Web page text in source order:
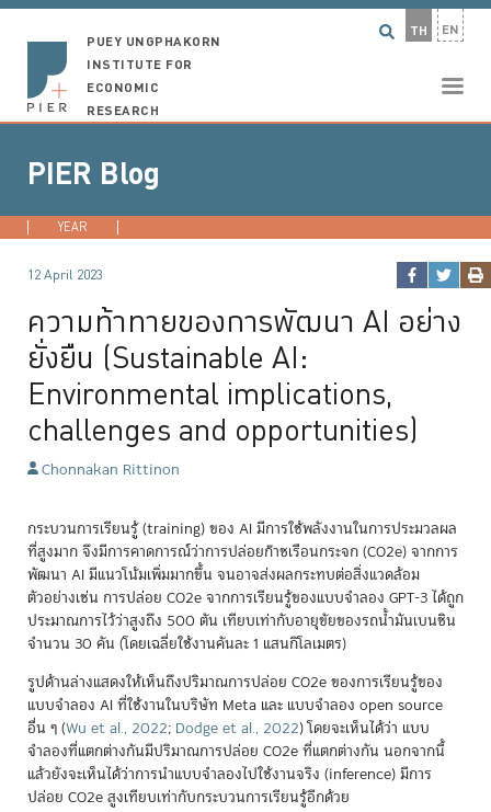
TH EN
PUEY UNGPHAKORN
INSTITUTE FOR
ECONOMIC
RESEARCH
PIER Blog
YEAR
12 April 2023
ความท้าทายของการพัฒนา AI อย่าง
ยั่งยืน (Sustainable AI:
Environmental implications,
challenges and opportunities)
Chonnakan Rittinon
กระบวนการเรียนรู้ (training) ของ AI มีการใช้พลังงานในการประมวลผล
ที่สูงมาก จึงมีการคาดการณ์ว่าการปล่อยก๊าซเรือนกระจก (CO2e) จากการ
พัฒนา AI มีแนวโน้มเพิ่มมากขึ้น จนอาจส่งผลกระทบต่อสิ่งแวดล้อม
ตัวอย่างเช่น การปล่อย CO2e จากการเรียนรู้ของแบบจำลอง GPT-3 ได้ถูก
ประมาณการไว้ว่าสูงถึง 500 ตัน เทียบเท่ากับอายุขัยของรถน้ำมันเบนซิน
จำนวน 30 คัน (โดยเฉลี่ยใช้งานคันละ 1 แสนกิโลเมตร)
รูปด้านล่างแสดงให้เห็นถึงปริมาณการปล่อย CO2e ของการเรียนรู้ของ
แบบจำลอง AI ที่ใช้งานในบริษัท Meta และ แบบจำลอง open source
อื่น ๆ(Wu et al., 2022; Dodge et al., 2022)โดยจะเห็นได้ว่า แบบ
จำลองที่แตกต่างกันมีปริมาณการปล่อย CO2e ที่แตกต่างกัน นอกจากนี้
แล้วยังจะเห็นได้ว่าการนำแบบจำลองไปใช้งานจริง (inference) มีการ
ปล่อย CO2e สูงเทียบเท่ากับกระบวนการเรียนรู้อีกด้วย